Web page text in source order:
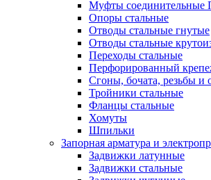
Муфты
Опоры стальные
Отводы стальные гнутые
Отводы стальные
Переходы стальные
Перфорированный
Сгоны, бочата, резьбы и
Тройники стальные
Фланцы стальные
Хомуты
Шпильки
Запорная арматура и
Задвижки латунные
Задвижки стальные